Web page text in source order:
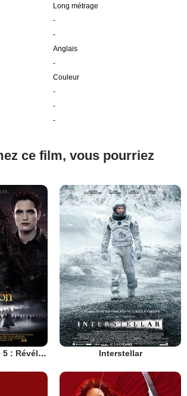
Long métrage
-
-
Anglais
-
Couleur
-
-
-
ce film, vous pourriez
Twilight - Chapitre 5 : Révélation 2e partie Interstellar